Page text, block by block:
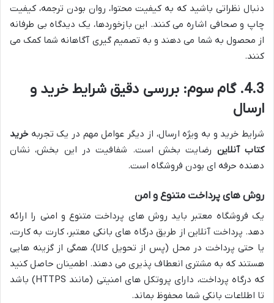
دنبال نظراتی باشید که به کیفیت محتوا، روان بودن ترجمه، کیفیت
چاپ و صحافی اشاره می کنند. این بازخوردها، یک دیدگاه بی طرفانه
از محصول به شما می دهند و به تصمیم گیری آگاهانه شما کمک می
کنند.
4.3. گام سوم: بررسی دقیق شرایط خرید و
ارسال
شرایط خرید و به ویژه ارسال، از دیگر عوامل مهم در یک تجربه خرید
کتاب آنلاین رضایت بخش است. شفافیت در این بخش، نشان
دهنده حرفه ای بودن فروشگاه است.
روش های پرداخت متنوع و امن
یک فروشگاه معتبر باید روش های پرداخت متنوع و امنی را ارائه
دهد. پرداخت آنلاین از طریق درگاه های بانکی معتبر، کارت به کارت،
یا حتی پرداخت در محل (پس از تحویل کالا)، همگی از گزینه هایی
هستند که به مشتری انعطاف پذیری می دهند. اطمینان حاصل کنید
که درگاه پرداخت، دارای پروتکل های امنیتی (مانند HTTPS) باشد
تا اطلاعات بانکی شما محفوظ بماند.